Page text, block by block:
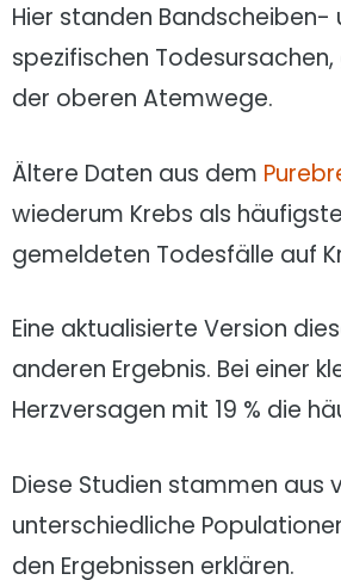
Hier standen
spezifischen
der oberen Atemwege.
Ältere Daten aus dem
wiederum Krebs als
gemeldeten Todesfälle auf
Eine aktualisierte Version
anderen Ergebnis. Bei einer
Herzversagen mit 19 % die
Diese Studien stammen aus
unterschiedliche
den Ergebnissen erklären.